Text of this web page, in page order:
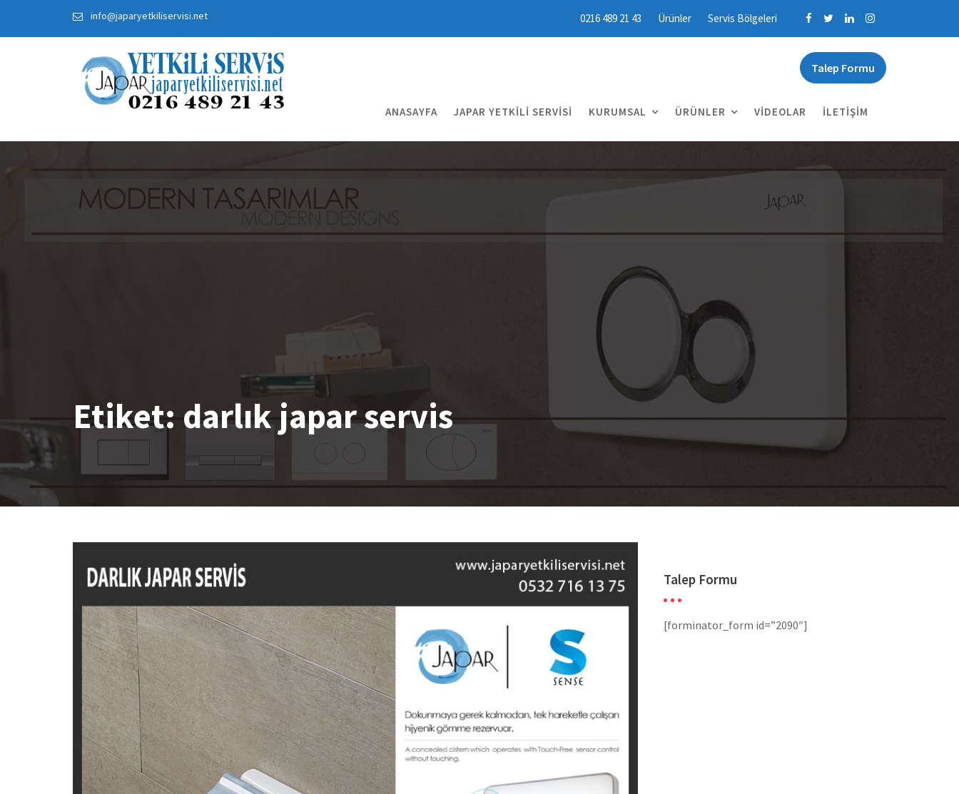
info@japaryetkiliservisi.net 0216 489 21 43 Ürünler Servis Bölgeleri
Talep Formu
ANASAYFA JAPAR YETKILI SERVISI KURUMSAL ÜRÜNLER VIDEOLAR İLETIŞIM
Etiket: darlık japar servis
Talep Formu
[forminator_form id=”2090″]